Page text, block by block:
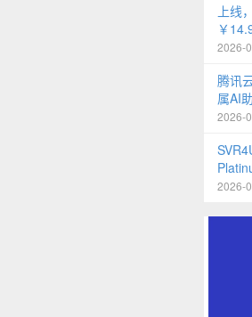
上线
￥
2026-
腾讯
属AI
2026-
2026-